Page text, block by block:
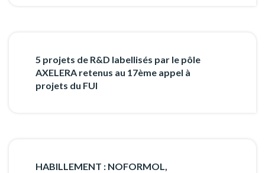
5 projets de R&D labellisés par le pôle
AXELERA retenus au 17ème appel à
projets du FUI
HABILLEMENT : NOFORMOL,